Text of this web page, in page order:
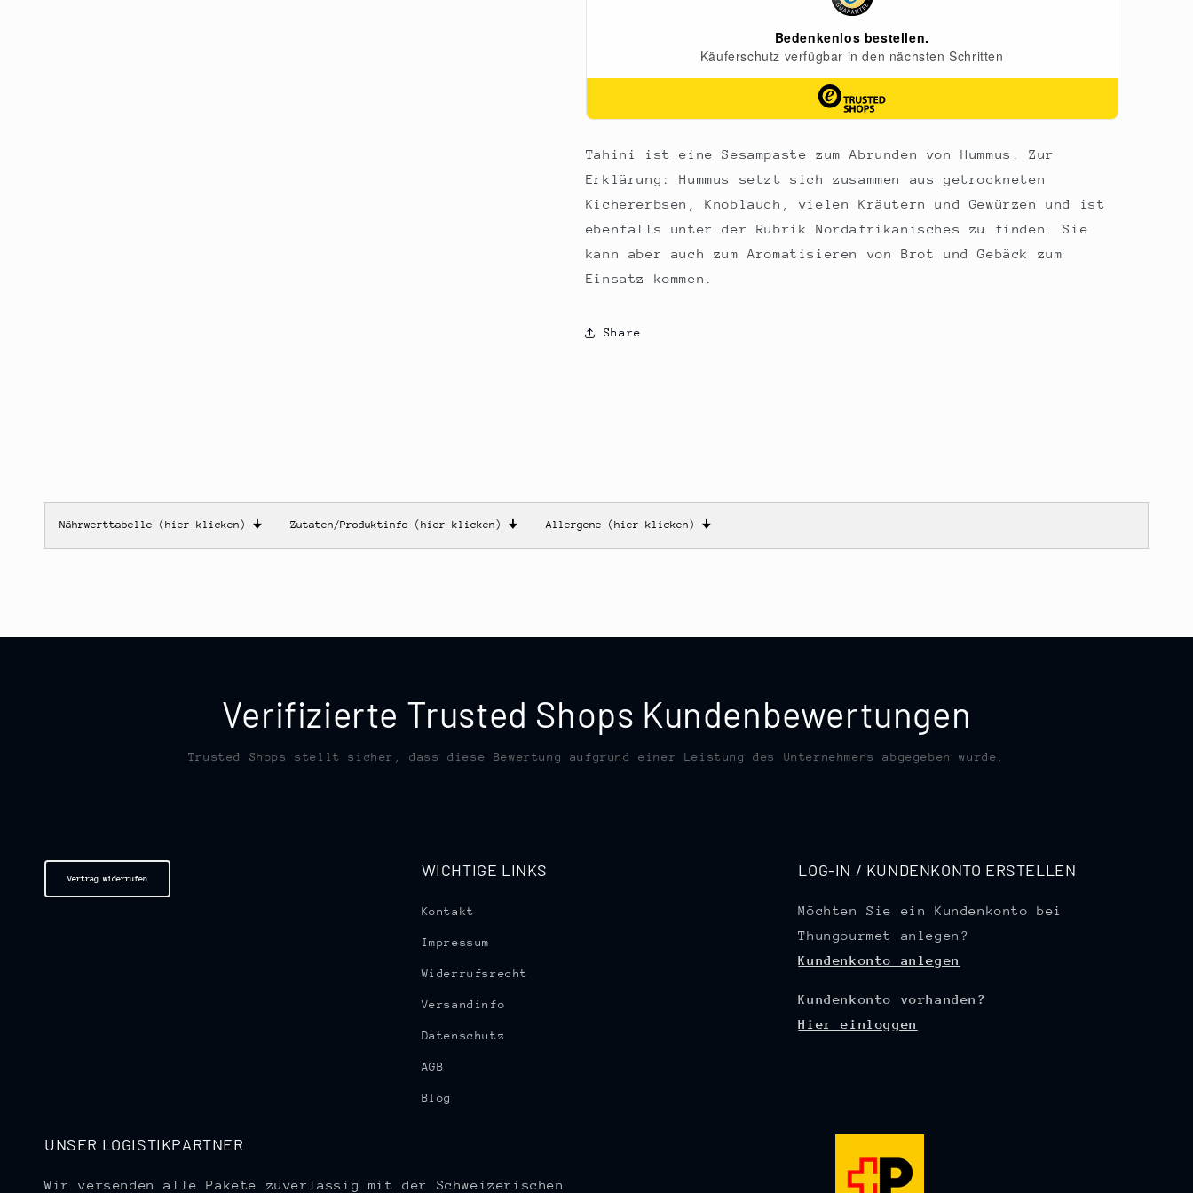
Tahini ist eine Sesampaste zum Abrunden von Hummus. Zur
Erklärung: Hummus setzt sich zusammen aus getrockneten
Kichererbsen, Knoblauch, vielen Kräutern und Gewürzen und ist
ebenfalls unter der Rubrik Nordafrikanisches zu finden. Sie
kann aber auch zum Aromatisieren von Brot und Gebäck zum
Einsatz kommen.
Share
Nährwerttabelle (hier klicken) 🠋 Zutaten/Produktinfo (hier klicken) 🠋 Allergene (hier klicken) 🠋
Verifizierte Trusted Shops Kundenbewertungen
Trusted Shops stellt sicher, dass diese Bewertung aufgrund einer Leistung des Unternehmens abgegeben wurde.
Vertrag widerrufen WICHTIGE LINKS
Kontakt
Impressum
Widerrufsrecht
Versandinfo
Datenschutz
AGB
Blog
LOG-IN / KUNDENKONTO ERSTELLEN
Möchten Sie ein Kundenkonto bei
Thungourmet anlegen?
Kundenkonto anlegen
Kundenkonto vorhanden?
Hier einloggen
UNSER LOGISTIKPARTNER
Wir versenden alle Pakete zuverlässig mit der Schweizerischen